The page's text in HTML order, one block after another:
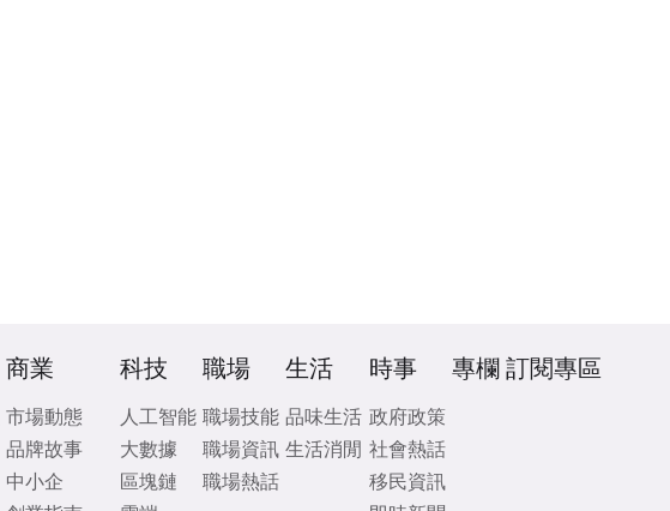
商業
市場動態
品牌故事
中小企
科技
人工智能
大數據
區塊鏈
職場
職場技能
職場資訊
職場熱話
生活
品味生活
生活消閒
時事
政府政策
社會熱話
移民資訊
專欄 訂閱專區